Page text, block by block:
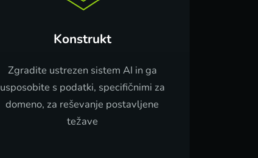
Konstrukt
Zgradite ustrezen sistem AI in ga
usposobite s podatki, specifičnimi za
domeno, za reševanje postavljene
težave